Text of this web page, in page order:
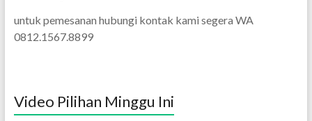
untuk pemesanan hubungi kontak kami segera WA
0812.1567.8899
Video Pilihan Minggu Ini